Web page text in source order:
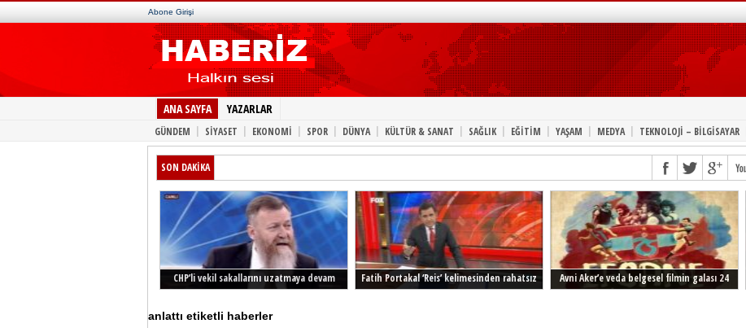
Abone Girişi
ANA SAYFA YAZARLAR
GÜNDEM | SİYASET | EKONOMİ | SPOR | DÜNYA | KÜLTÜR & SANAT | SAĞLIK | EĞİTİM | YAŞAM | MEDYA | TEKNOLOJİ – BİLGİSAYAR
SON DAKİKA
CHP’li vekil sakallarını uzatmaya devam
Fatih Portakal ‘Reis’ kelimesinden rahatsız
Avni Aker’e veda belgesel filmin galası 24
anlattı etiketli haberler